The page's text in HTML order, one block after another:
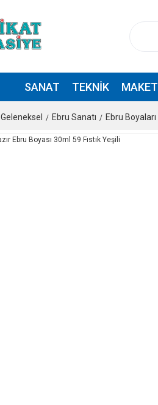
SANAT TEKNIK MAKET
Geleneksel Ebru Sanatı Ebru Boyaları